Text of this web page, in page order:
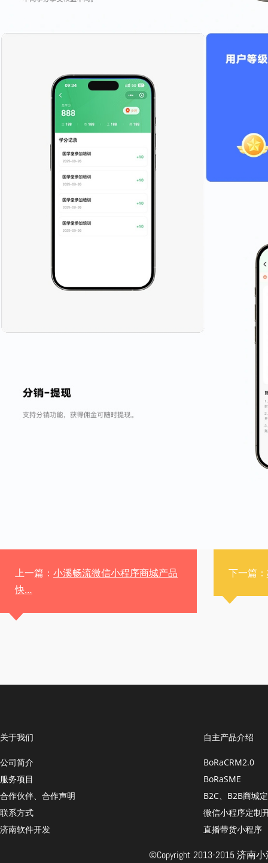
上一篇： 小溪畅流微信小程序商城产品
快…
下一篇：
关于我们
公司简介
服务项目
合作伙伴、合作声明
联系方式
济南软件开发
自主产品介绍
BoRaCRM2.0
BoRaSME
B2C、B2B商城
微信小程序定制
直播带货小程序
©Copyright 2013-2015 济南